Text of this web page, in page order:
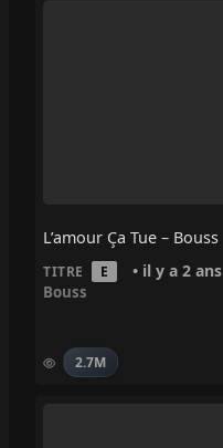
L’amour Ça Tue – Bouss
TITRE E • il y a 2 ans
Bouss
2.7M